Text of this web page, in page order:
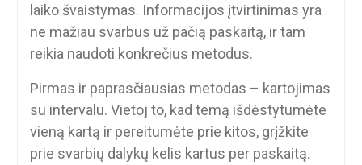
laiko švaistymas. Informacijos įtvirtinimas yra
ne mažiau svarbus už pačią paskaitą, ir tam
reikia naudoti konkrečius metodus.
Pirmas ir paprasčiausias metodas – kartojimas
su intervalu. Vietoj to, kad temą išdėstytumėte
vieną kartą ir pereitumėte prie kitos, grįžkite
prie svarbių dalykų kelis kartus per paskaitą.